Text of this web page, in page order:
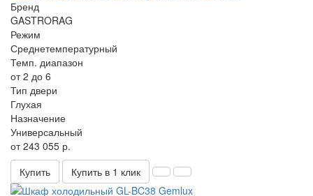
Бренд
GASTRORAG
Режим
Среднетемпературный
Темп. диапазон
от 2 до 6
Тип двери
Глухая
Назначение
Универсальный
от 243 055 р.
Купить
Купить в 1 клик